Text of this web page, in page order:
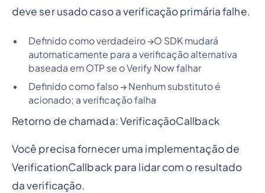
deve ser usado caso a verificação primária falhe.
Definido como verdadeiro →O SDK mudará
automaticamente para a verificação alternativa
baseada em OTP se o Verify Now falhar
Definido como falso → Nenhum substituto é
acionado; a verificação falha
Retorno de chamada: VerificaçãoCallback
Você precisa fornecer uma implementação de
VerificationCallback para lidar com o resultado
da verificação.